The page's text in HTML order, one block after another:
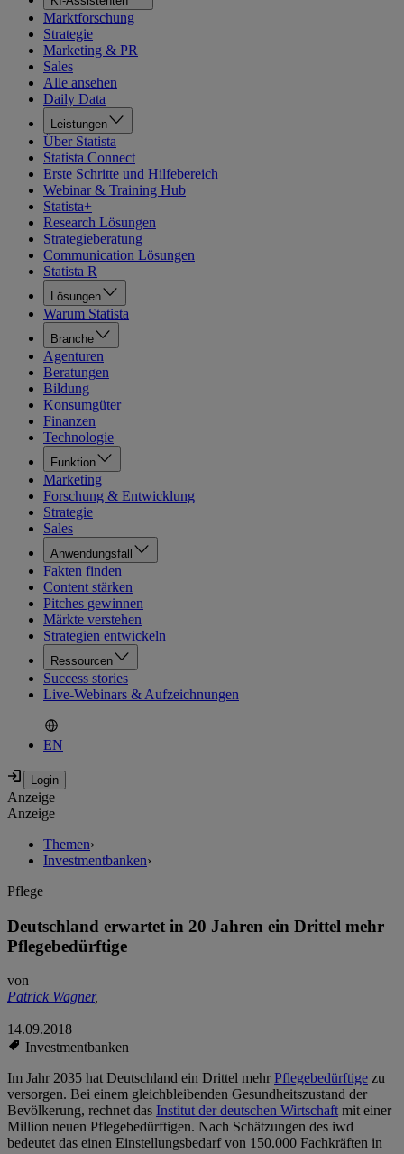
Marktforschung
Strategie
Marketing & PR
Sales
Alle ansehen
Daily Data
Leistungen
Über Statista
Statista Connect
Erste Schritte und Hilfebereich
Webinar & Training Hub
Statista+
Research Lösungen
Strategieberatung
Communication Lösungen
Statista R
Lösungen
Warum Statista
Branche
Agenturen
Beratungen
Bildung
Konsumgüter
Finanzen
Technologie
Funktion
Marketing
Forschung & Entwicklung
Strategie
Sales
Anwendungsfall
Fakten finden
Content stärken
Pitches gewinnen
Märkte verstehen
Strategien entwickeln
Ressourcen
Success stories
Live-Webinars & Aufzeichnungen
EN
Anzeige
Anzeige
Themen›
Investmentbanken›
Pflege
Deutschland erwartet in 20 Jahren ein Drittel mehr
Pflegebedürftige
von
Patrick Wagner,
14.09.2018
Investmentbanken
Im Jahr 2035 hat Deutschland ein Drittel mehrPflegebedürftige zu
versorgen. Bei einem gleichbleibenden Gesundheitszustand der
Bevölkerung, rechnet das Institut der deutschen Wirtschaftmit einer
Million neuen Pflegebedürftigen. Nach Schätzungen des iwd
bedeutet das einen Einstellungsbedarf von 150.000 Fachkräften in